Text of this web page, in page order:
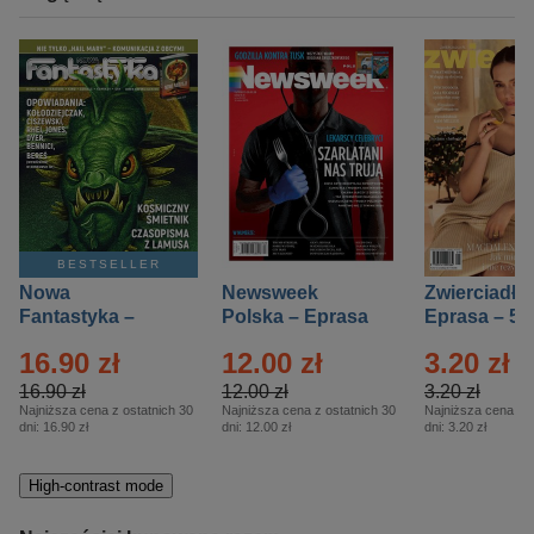
BESTSELLER
Nowa
Fantastyka –
16.90 zł
16.90 zł
Najniższa cena z ostatnich 30
dni: 16.90 zł
Newsweek
Polska – Eprasa
12.00 zł
12.00 zł
Najniższa cena z ostatnich 30
dni: 12.00 zł
Zwierciadło
Eprasa – 5/
3.20 zł
3.20 zł
Najniższa cena z
dni: 3.20 zł
High-contrast mode